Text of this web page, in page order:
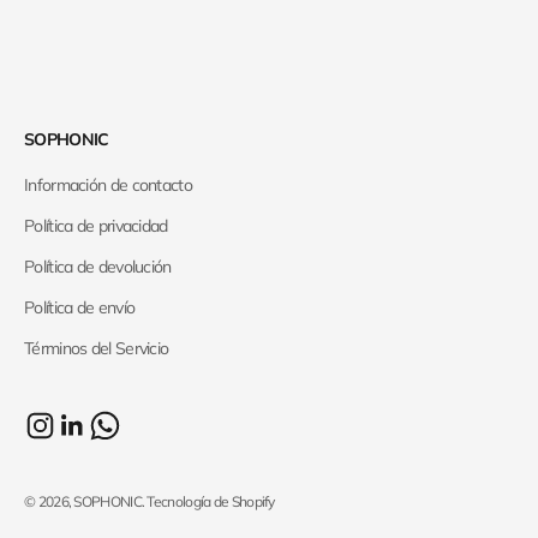
SOPHONIC
Información de contacto
Política de privacidad
Política de devolución
Política de envío
Términos del Servicio
© 2026, SOPHONIC.Tecnología de Shopify